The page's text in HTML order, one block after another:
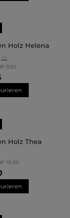
Bewertung von
Holz Helena
+5
9.50
Bewertung von 5
Holz Thea
10.30